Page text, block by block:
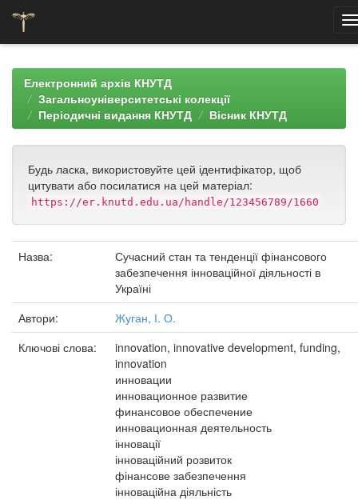
navigationЕлектронний архів КНУТД
Загальноуніверситетські колекції
Періодичні видання КНУТД
Вісник КНУТД
Будь ласка, використовуйте цей ідентифікатор, щоб
цитувати або посилатися на цей матеріал:
https://er.knutd.edu.ua/handle/123456789/1660
Назва:
Сучасний стан та тенденції фінансового
забезпечення інноваційної діяльності в
Україні
Автори:
Жуган, І. О.
Ключові слова:
innovation, innovative development, funding,
innovation
инновации
инновационное развитие
финансовое обеспечение
инновационная деятельность
інновації
інноваційний розвиток
фінансове забезпечення
інноваційна діяльність